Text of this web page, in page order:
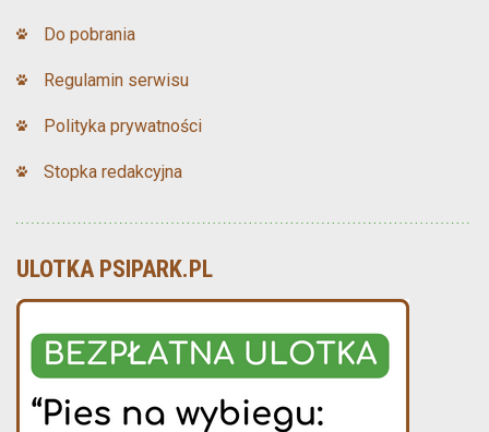
Do pobrania
Regulamin serwisu
Polityka prywatności
Stopka redakcyjna
ULOTKA PSIPARK.PL